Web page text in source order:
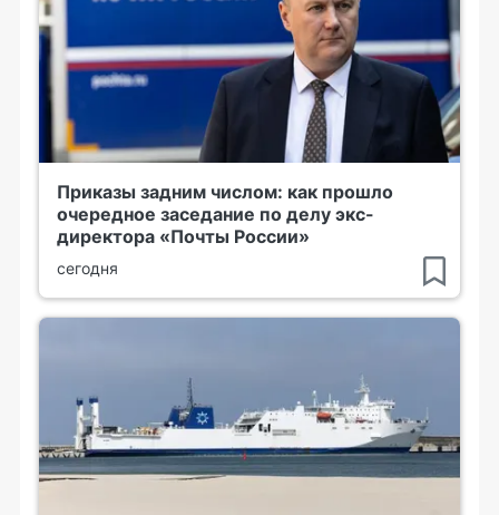
Приказы задним числом: как прошло
очередное заседание по делу экс-
директора «Почты России»
сегодня